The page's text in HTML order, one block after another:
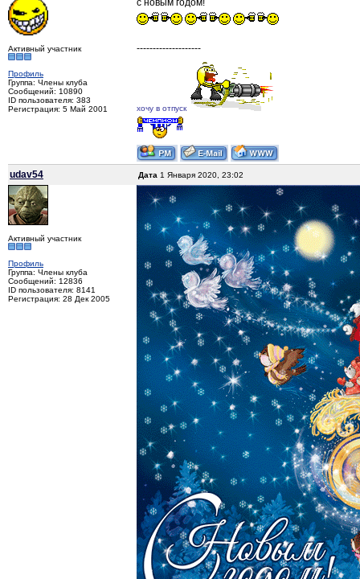
Активный участник
Профиль
Группа: Члены клуба
Сообщений: 10890
ID пользователя: 383
Регистрация: 5 Май 2001
с новым годом!
--------------------
хочу в отпуск
udav54 Дата 1 Января 2020, 23:02
Активный участник
Профиль
Группа: Члены клуба
Сообщений: 12836
ID пользователя: 8141
Регистрация: 28 Дек 2005